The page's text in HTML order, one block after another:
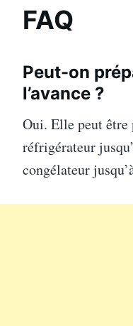
FAQ
Peut-on
l’avance ?
Oui. Elle peut être
réfrigérateur
congélateur